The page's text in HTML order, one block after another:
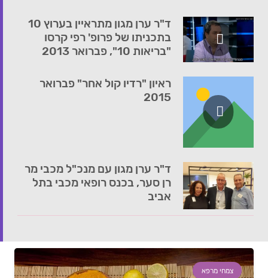
ד"ר ערן מגון מתראיין בערוץ 10
בתכניתו של פרופ' רפי קרסו
"בריאות 10", פברואר 2013
ראיון "רדיו קול אחר" פברואר
2015
ד"ר ערן מגון עם מנכ"ל מכבי מר
רן סער, בכנס רופאי מכבי בתל
אביב
צמחי מרפא